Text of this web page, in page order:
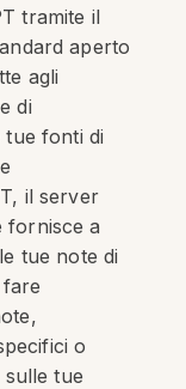
tramite il
aperto
agli
di
fonti di
il server
fornisce a
tue note di
o
tue